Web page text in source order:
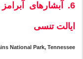
6. آبشارهای
ایالت تنسی
National Park, Tennessee